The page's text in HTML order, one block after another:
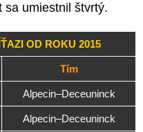
sa umiestnil štvrtý.
OD ROKU 2015
Tím
Alpecin–Deceuninck
Alpecin–Deceuninck